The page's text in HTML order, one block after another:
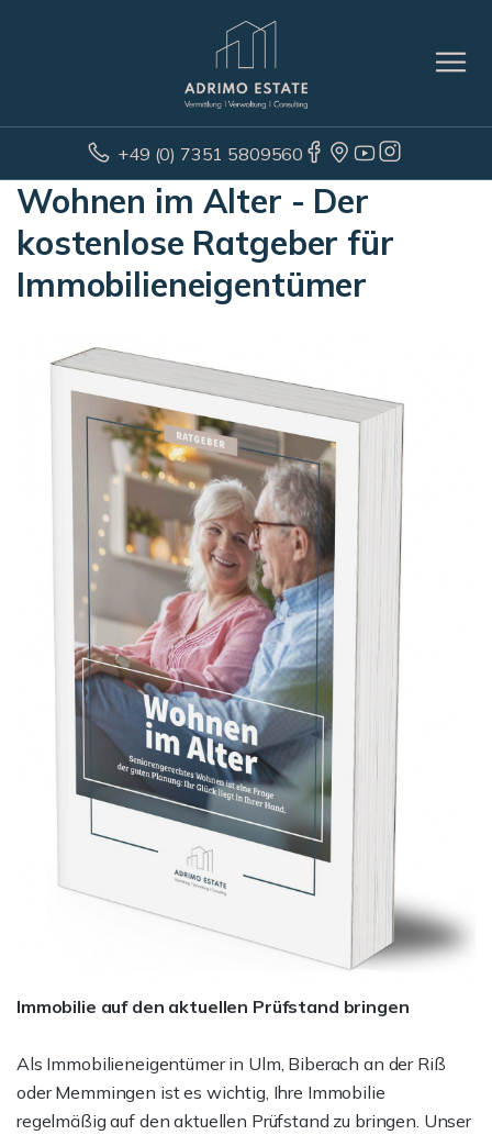
+49 (0) 7351 5809560
Wohnen im Alter - Der
kostenlose Ratgeber für
Immobilieneigentümer
Immobilie auf den aktuellen Prüfstand bringen
Als Immobilieneigentümer in Ulm, Biberach an der Riß
oder Memmingen ist es wichtig, Ihre Immobilie
regelmäßig auf den aktuellen Prüfstand zu bringen. Unser